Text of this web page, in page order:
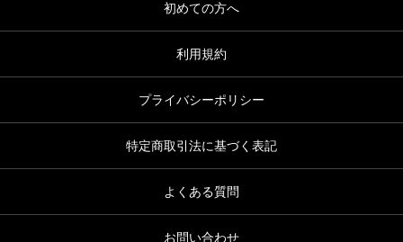
初めての方へ
利用規約
プライバシーポリシー
特定商取引法に基づく表記
よくある質問
お問い合わせ